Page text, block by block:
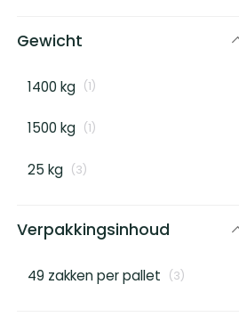
Gewicht
1400 kg (1)
1500 kg (1)
25 kg (3)
Verpakkingsinhoud
49 zakken per pallet (3)